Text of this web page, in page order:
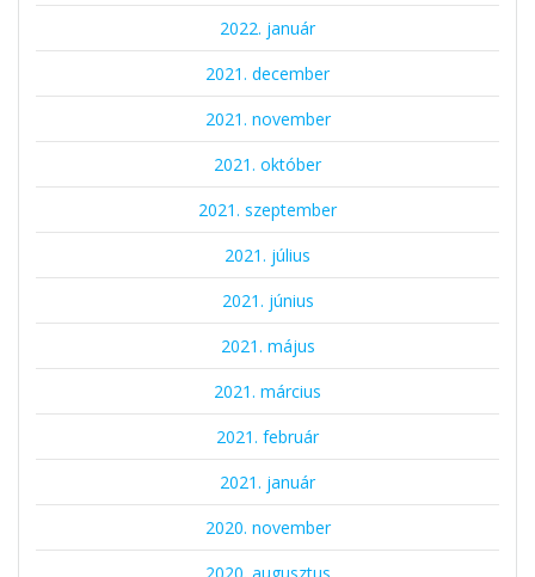
2022. január
2021. december
2021. november
2021. október
2021. szeptember
2021. július
2021. június
2021. május
2021. március
2021. február
2021. január
2020. november